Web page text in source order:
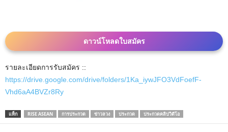
ดาวน์โหลดใบสมัคร
รายละเอียดการรับสมัคร ::
https://drive.google.com/drive/folders/1Ka_iywJFO3VdFoefF-
Vhd6aA4BVZr8Ry
แท็ก RISE ASEAN การประกวด ข่าวลวง ประกวด ประกวดคลิปวิดีโอ